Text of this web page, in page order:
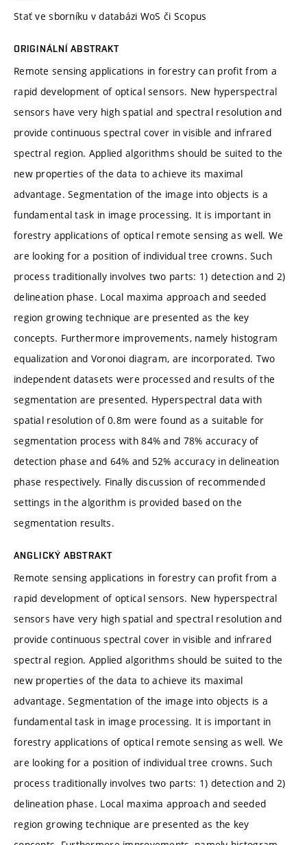
Stať ve sborníku v databázi WoS či Scopus
ORIGINÁLNÍ ABSTRAKT
Remote sensing applications in forestry can profit from a
rapid development of optical sensors. New hyperspectral
sensors have very high spatial and spectral resolution and
provide continuous spectral cover in visible and infrared
spectral region. Applied algorithms should be suited to the
new properties of the data to achieve its maximal
advantage. Segmentation of the image into objects is a
fundamental task in image processing. It is important in
forestry applications of optical remote sensing as well. We
are looking for a position of individual tree crowns. Such
process traditionally involves two parts: 1) detection and 2)
delineation phase. Local maxima approach and seeded
region growing technique are presented as the key
concepts. Furthermore improvements, namely histogram
equalization and Voronoi diagram, are incorporated. Two
independent datasets were processed and results of the
segmentation are presented. Hyperspectral data with
spatial resolution of 0.8m were found as a suitable for
segmentation process with 84% and 78% accuracy of
detection phase and 64% and 52% accuracy in delineation
phase respectively. Finally discussion of recommended
settings in the algorithm is provided based on the
segmentation results.
ANGLICKÝ ABSTRAKT
Remote sensing applications in forestry can profit from a
rapid development of optical sensors. New hyperspectral
sensors have very high spatial and spectral resolution and
provide continuous spectral cover in visible and infrared
spectral region. Applied algorithms should be suited to the
new properties of the data to achieve its maximal
advantage. Segmentation of the image into objects is a
fundamental task in image processing. It is important in
forestry applications of optical remote sensing as well. We
are looking for a position of individual tree crowns. Such
process traditionally involves two parts: 1) detection and 2)
delineation phase. Local maxima approach and seeded
region growing technique are presented as the key